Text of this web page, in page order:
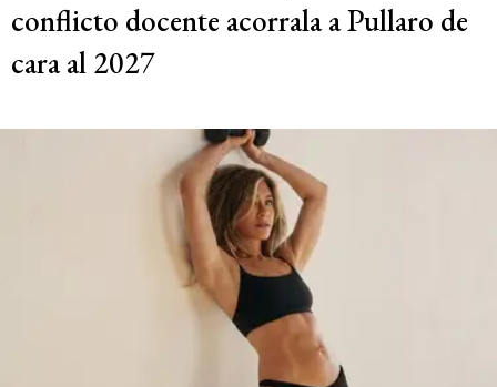
conflicto docente acorrala a Pullaro de
cara al 2027